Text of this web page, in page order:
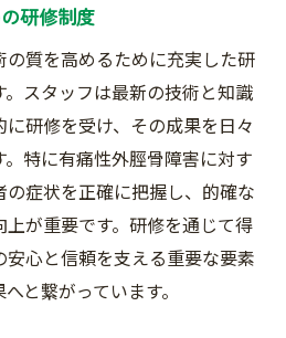
研修制度
質を高めるために充実した研
スタッフは最新の技術と知識
研修を受け、その成果を日々
特に有痛性外脛骨障害に対す
症状を正確に把握し、的確な
が重要です。研修を通じて得
心と信頼を支える重要な要素
と繋がっています。